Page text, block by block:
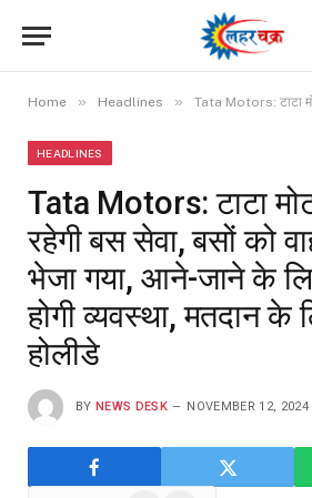
Home » Headlines » Tata Motors: टाटा मोटर्स में आज बंद रहेगी बस सेवा, बसों को वाहन
HEADLINES
Tata Motors: टाटा
रहेगी बस सेवा, बसों को
भेजा गया, आने-जाने के
होगी व्यवस्था, मतदान के
होलीडे
BY NEWS DESK NOVEMBER 12, 2024